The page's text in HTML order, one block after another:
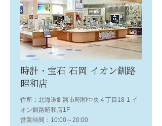
時計・宝石 石岡 イオン釧路
昭和店
住所：北海道釧路市昭和中央４丁目18-1 イ
オン釧路昭和店1F
営業時間：10:00～20:00